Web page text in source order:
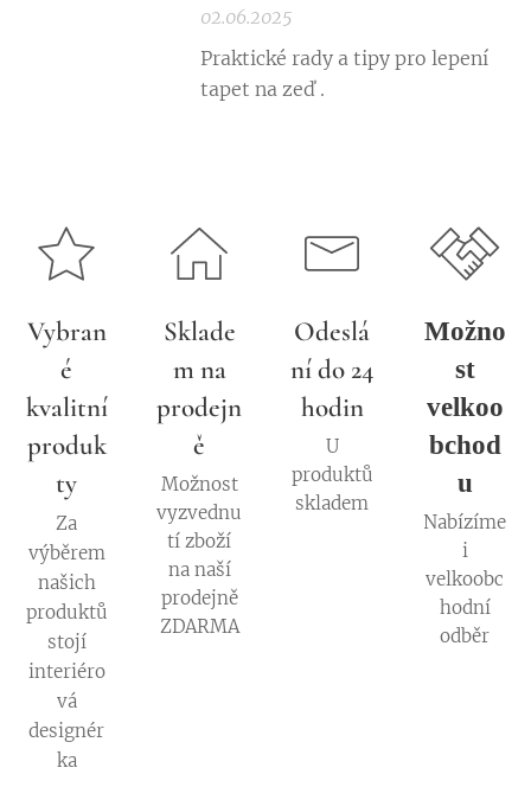
02.06.2025
Praktické rady a tipy pro lepení
tapet na zeď .
Vybran
é
kvalitní
produk
ty
Za
výběrem
našich
produktů
stojí
interiéro
vá
designér
ka
Sklade
m na
prodejn
ě
Možnost
vyzvednu
tí zboží
na naší
prodejně
ZDARMA
Odeslá
ní do 24
hodin
U
produktů
skladem
Možno
st
velkoo
bchod
u
Nabízíme
i
velkoobc
hodní
odběr